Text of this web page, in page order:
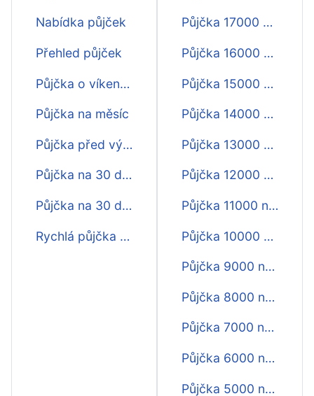
Nabídka půjček
Přehled půjček
Půjčka o víkendu na 30 dní
Půjčka na měsíc
Půjčka před výplatou na 30 dnů
Půjčka na 30 dní do 15 min
Půjčka na 30 dní do hodiny
Rychlá půjčka online na 30 dní
Půjčka 17000 na 30 dní
Půjčka 16000 na 30 dní
Půjčka 15000 na 30 dní
Půjčka 14000 na 30 dní
Půjčka 13000 na 30 dní
Půjčka 12000 na 30 dní
Půjčka 11000 na 30 dní
Půjčka 10000 na 30 dní
Půjčka 9000 na 30 dní
Půjčka 8000 na 30 dní
Půjčka 7000 na 30 dní
Půjčka 6000 na 30 dní
Půjčka 5000 na 30 dní